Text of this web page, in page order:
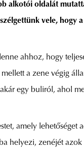
alkotói oldalát
vele,
ahhoz, hogy
a zene végig
egy buliról, ahol
amely lehetőséget
helyezi, zenéjét